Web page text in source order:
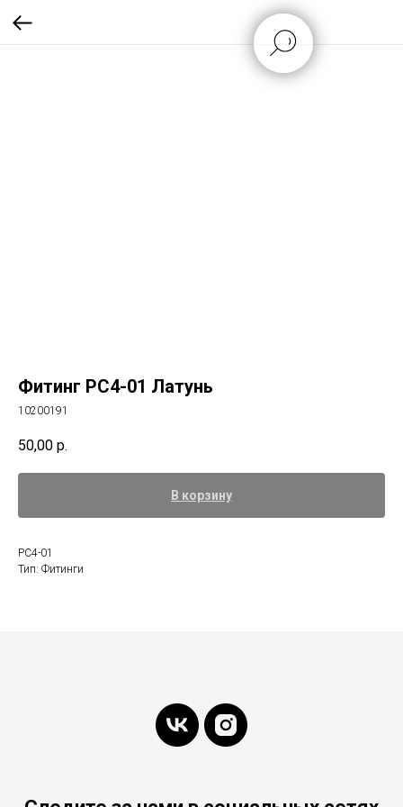
Фитинг PC4-01 Латунь
10200191
50,00 р.
В корзину
PC4-01
Тип: Фитинги